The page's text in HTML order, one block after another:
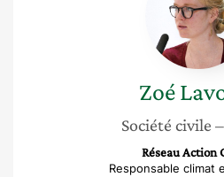
Zoé
Société civile
Réseau Action
Responsable climat